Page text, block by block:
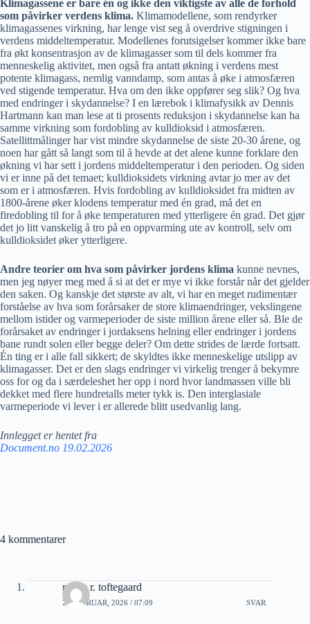
Klimagassene er bare én og ikke den viktigste av alle de forhold
som påvirker verdens klima. Klimamodellene, som rendyrker
klimagassenes virkning, har lenge vist seg å overdrive stigningen i
verdens middeltemperatur. Modellenes forutsigelser kommer ikke bare
fra økt konsentrasjon av de klimagasser som til dels kommer fra
menneskelig aktivitet, men også fra antatt økning i verdens mest
potente klimagass, nemlig vanndamp, som antas å øke i atmosfæren
ved stigende temperatur. Hva om den ikke oppfører seg slik? Og hva
med endringer i skydannelse? I en lærebok i klimafysikk av Dennis
Hartmann kan man lese at ti prosents reduksjon i skydannelse kan ha
samme virkning som fordobling av kulldioksid i atmosfæren.
Satellittmålinger har vist mindre skydannelse de siste 20-30 årene, og
noen har gått så langt som til å hevde at det alene kunne forklare den
økning vi har sett i jordens middeltemperatur i den perioden. Og siden
vi er inne på det temaet; kulldioksidets virkning avtar jo mer av det
som er i atmosfæren. Hvis fordobling av kulldioksidet fra midten av
1800-årene øker klodens temperatur med én grad, må det en
firedobling til for å øke temperaturen med ytterligere én grad. Det gjør
det jo litt vanskelig å tro på en oppvarming ute av kontroll, selv om
kulldioksidet øker ytterligere.
Andre teorier om hva som påvirker jordens klima kunne nevnes,
men jeg nøyer meg med å si at det er mye vi ikke forstår når det gjelder
den saken. Og kanskje det største av alt, vi har en meget rudimentær
forståelse av hva som forårsaker de store klimaendringer, vekslingene
mellom istider og varmeperioder de siste million årene eller så. Ble de
forårsaket av endringer i jordaksens helning eller endringer i jordens
bane rundt solen eller begge deler? Om dette strides de lærde fortsatt.
Én ting er i alle fall sikkert; de skyldtes ikke menneskelige utslipp av
klimagasser. Det er den slags endringer vi virkelig trenger å bekymre
oss for og da i særdeleshet her opp i nord hvor landmassen ville bli
dekket med flere hundretalls meter tykk is. Den interglasiale
varmeperiode vi lever i er allerede blitt usedvanlig lang.
Innlegget er hentet fra
Document.no 19.02.2026
4 kommentarer
renny r. toftegaard
21 FEBRUAR, 2026 / 07:09 SVAR